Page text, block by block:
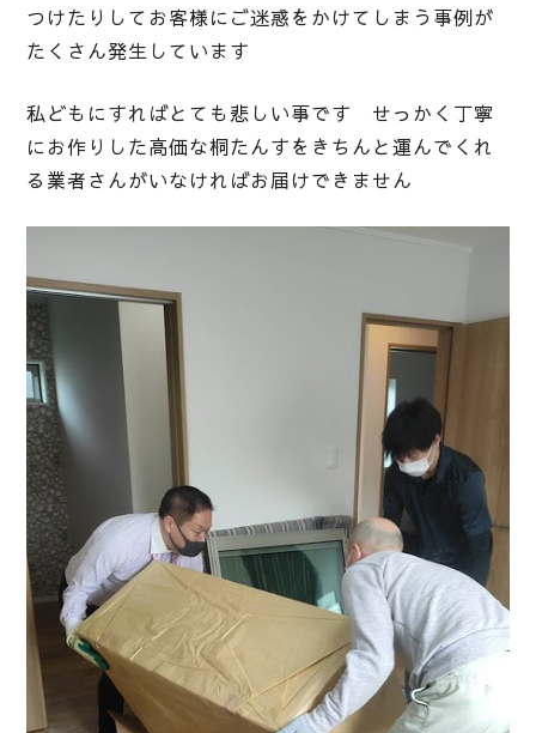
つけたりしてお客様にご迷惑をかけてしまう事例が
たくさん発生しています
私どもにすればとても悲しい事です せっかく丁寧
にお作りした高価な桐たんすをきちんと運んでくれ
る業者さんがいなければお届けできません